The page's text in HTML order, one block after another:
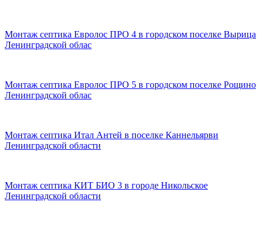
Монтаж септика Евролос ПРО 4 в городском поселке Вырица
Ленинградской облас
Монтаж септика Евролос ПРО 5 в городском поселке Рощино
Ленинградской облас
Монтаж септика Итал Антей в поселке Каннельярви
Ленинградской области
Монтаж септика КИТ БИО 3 в городе Никольское
Ленинградской области